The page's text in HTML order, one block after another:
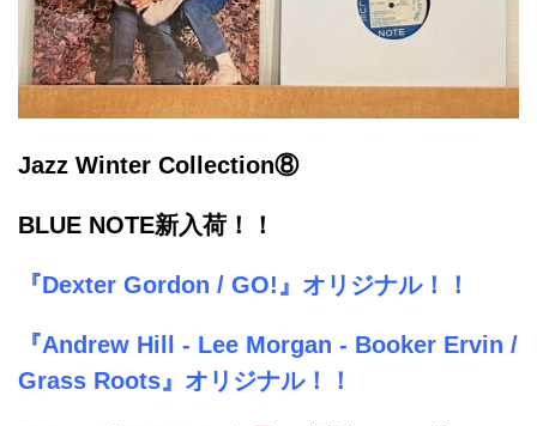
Jazz Winter Collection⑧
BLUE NOTE新入荷！！
『Dexter Gordon / GO!』オリジナル！！
『Andrew Hill - Lee Morgan - Booker Ervin /
Grass Roots』オリジナル！！